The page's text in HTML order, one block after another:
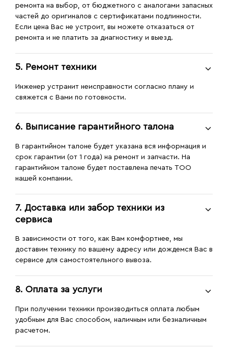
ремонта на выбор, от бюджетного с аналогами запасных
частей до оригиналов с сертификатами подлинности.
Если цена Вас не устроит, вы можете отказаться от
ремонта и не платить за диагностику и выезд.
5. Ремонт техники
Инженер устранит неисправности согласно плану и
свяжется с Вами по готовности.
6. Выписание гарантийного талона
В гарантийном талоне будет указана вся информация и
срок гарантии (от 1 года) на ремонт и запчасти. На
гарантийном талоне будет поставлена печать ТОО
нашей компании.
7. Доставка или забор техники из
сервиса
В зависимости от того, как Вам комфортнее, мы
доставим технику по вашему адресу или дождемся Вас в
сервисе для самостоятельного вывоза.
8. Оплата за услуги
При получении техники производиться оплата любым
удобным для Вас способом, наличным или безналичным
расчетом.